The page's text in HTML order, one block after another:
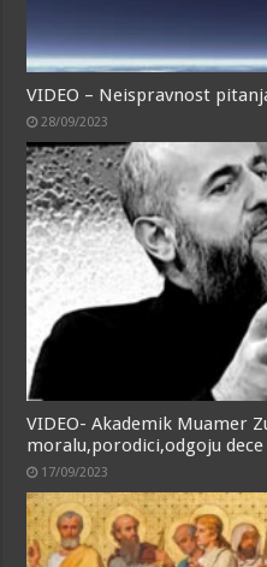
VIDEO – Neispravnost
28/09/2023
VIDEO- Akademik Muamer
moralu,porodici,odgoju dece
17/09/2023